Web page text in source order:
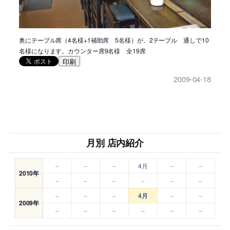
奥にテーブル席（4名様+1補助席 5名様）が、2テーブル 通しで10
名様になります。カウンター席9名様 全19席
印刷
2009-04-18
月別 店内紹介
2010年
– – – 4月 –
–
–
– – – – –
2009年
– – – 4月 –
–
–
– – – – –